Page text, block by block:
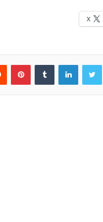
X
فيسبوك لينكدإن بينتيريست